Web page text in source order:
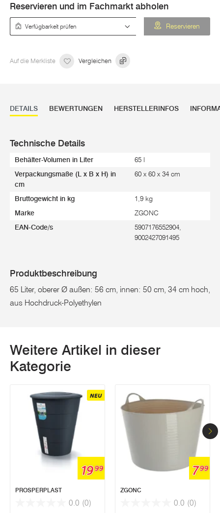
Reservieren und im Fachmarkt abholen
Reservieren
Auf die Merkliste Vergleichen
DETAILS BEWERTUNGEN HERSTELLERINFOS
Technische Details
Behälter-Volumen in Liter 65 l
Verpackungsmaße (L x B x H) in
cm
60 x 60 x 34 cm
Bruttogewicht in kg 1,9 kg
Marke ZGONC
EAN-Code/s
5907176552904,
9002427091495
Produktbeschreibung
65 Liter, oberer Ø außen: 56 cm, innen: 50 cm, 34 cm hoch,
aus Hochdruck-Polyethylen
Weitere Artikel in dieser
Kategorie
NEU
1999
PROSPERPLAST
0.0 (0)
799
ZGONC
0.0 (0)